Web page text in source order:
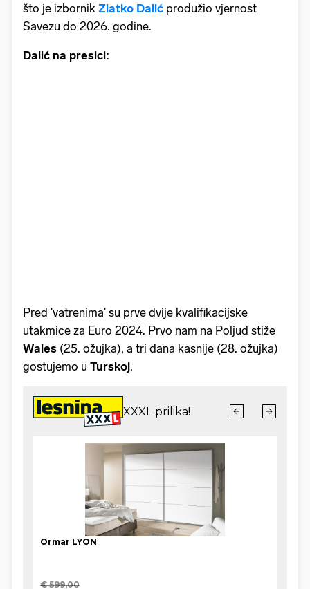
što je izbornik Zlatko Dalić produžio vjernost
Savezu do 2026. godine.
Dalić na presici:
Pred 'vatrenima' su prve dvije kvalifikacijske
utakmice za Euro 2024. Prvo nam na Poljud stiže
Wales (25. ožujka), a tri dana kasnije (28. ožujka)
gostujemo u Turskoj.